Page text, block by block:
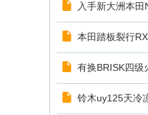
入手新大洲本
本田踏板裂行
有换BRISK四级
铃木uy125天冷